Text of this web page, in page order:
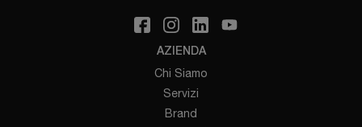
AZIENDA
Chi Siamo
Servizi
Brand